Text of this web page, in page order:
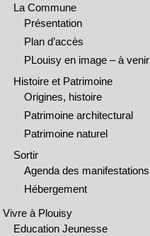
La Commune
Présentation
Plan d’accès
PLouisy en image – à venir
Histoire et Patrimoine
Origines, histoire
Patrimoine architectural
Patrimoine naturel
Sortir
Agenda des manifestations
Hébergement
Vivre à Plouisy
Education Jeunesse